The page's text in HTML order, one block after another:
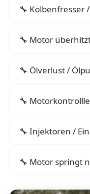
Kolbenfresser
Motor
Ölverlust /
Injektoren /
Motor springt